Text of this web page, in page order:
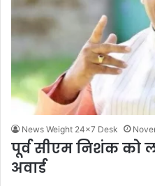
News Weight 24x7 Desk
पूर्व सीएम निशंक को
अवार्ड